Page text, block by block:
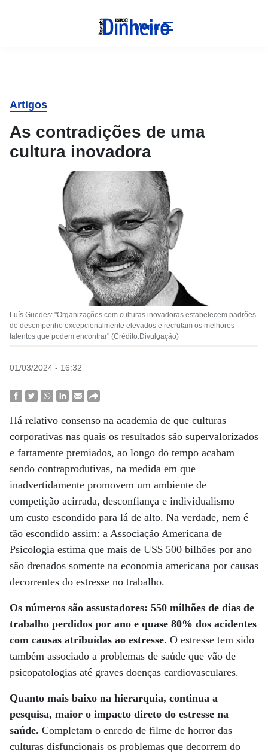
Menu
Artigos
As contradições de uma
cultura inovadora
Luís Guedes: "Organizações com culturas inovadoras estabelecem padrões
de desempenho excepcionalmente elevados e recrutam os melhores
talentos que podem encontrar" (Crédito:Divulgação)
01/03/2024 - 16:32
Há relativo consenso na academia de que culturas
corporativas nas quais os resultados são supervalorizados
e fartamente premiados, ao longo do tempo acabam
sendo contraprodutivas, na medida em que
inadvertidamente promovem um ambiente de
competição acirrada, desconfiança e individualismo –
um custo escondido para lá de alto. Na verdade, nem é
tão escondido assim: a Associação Americana de
Psicologia estima que mais de US$ 500 bilhões por ano
são drenados somente na economia americana por causas
decorrentes do estresse no trabalho.
Os números são assustadores: 550 milhões de dias de
trabalho perdidos por ano e quase 80% dos acidentes
com causas atribuídas ao estresse. O estresse tem sido
também associado a problemas de saúde que vão de
psicopatologias até graves doenças cardiovasculares.
Quanto mais baixo na hierarquia, continua a
pesquisa, maior o impacto direto do estresse na
saúde. Completam o enredo de filme de horror das
culturas disfuncionais os problemas que decorrem do